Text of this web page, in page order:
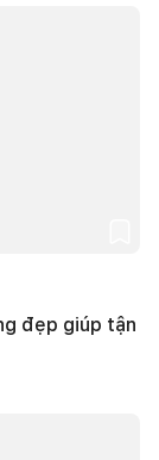
đẹp giúp tận